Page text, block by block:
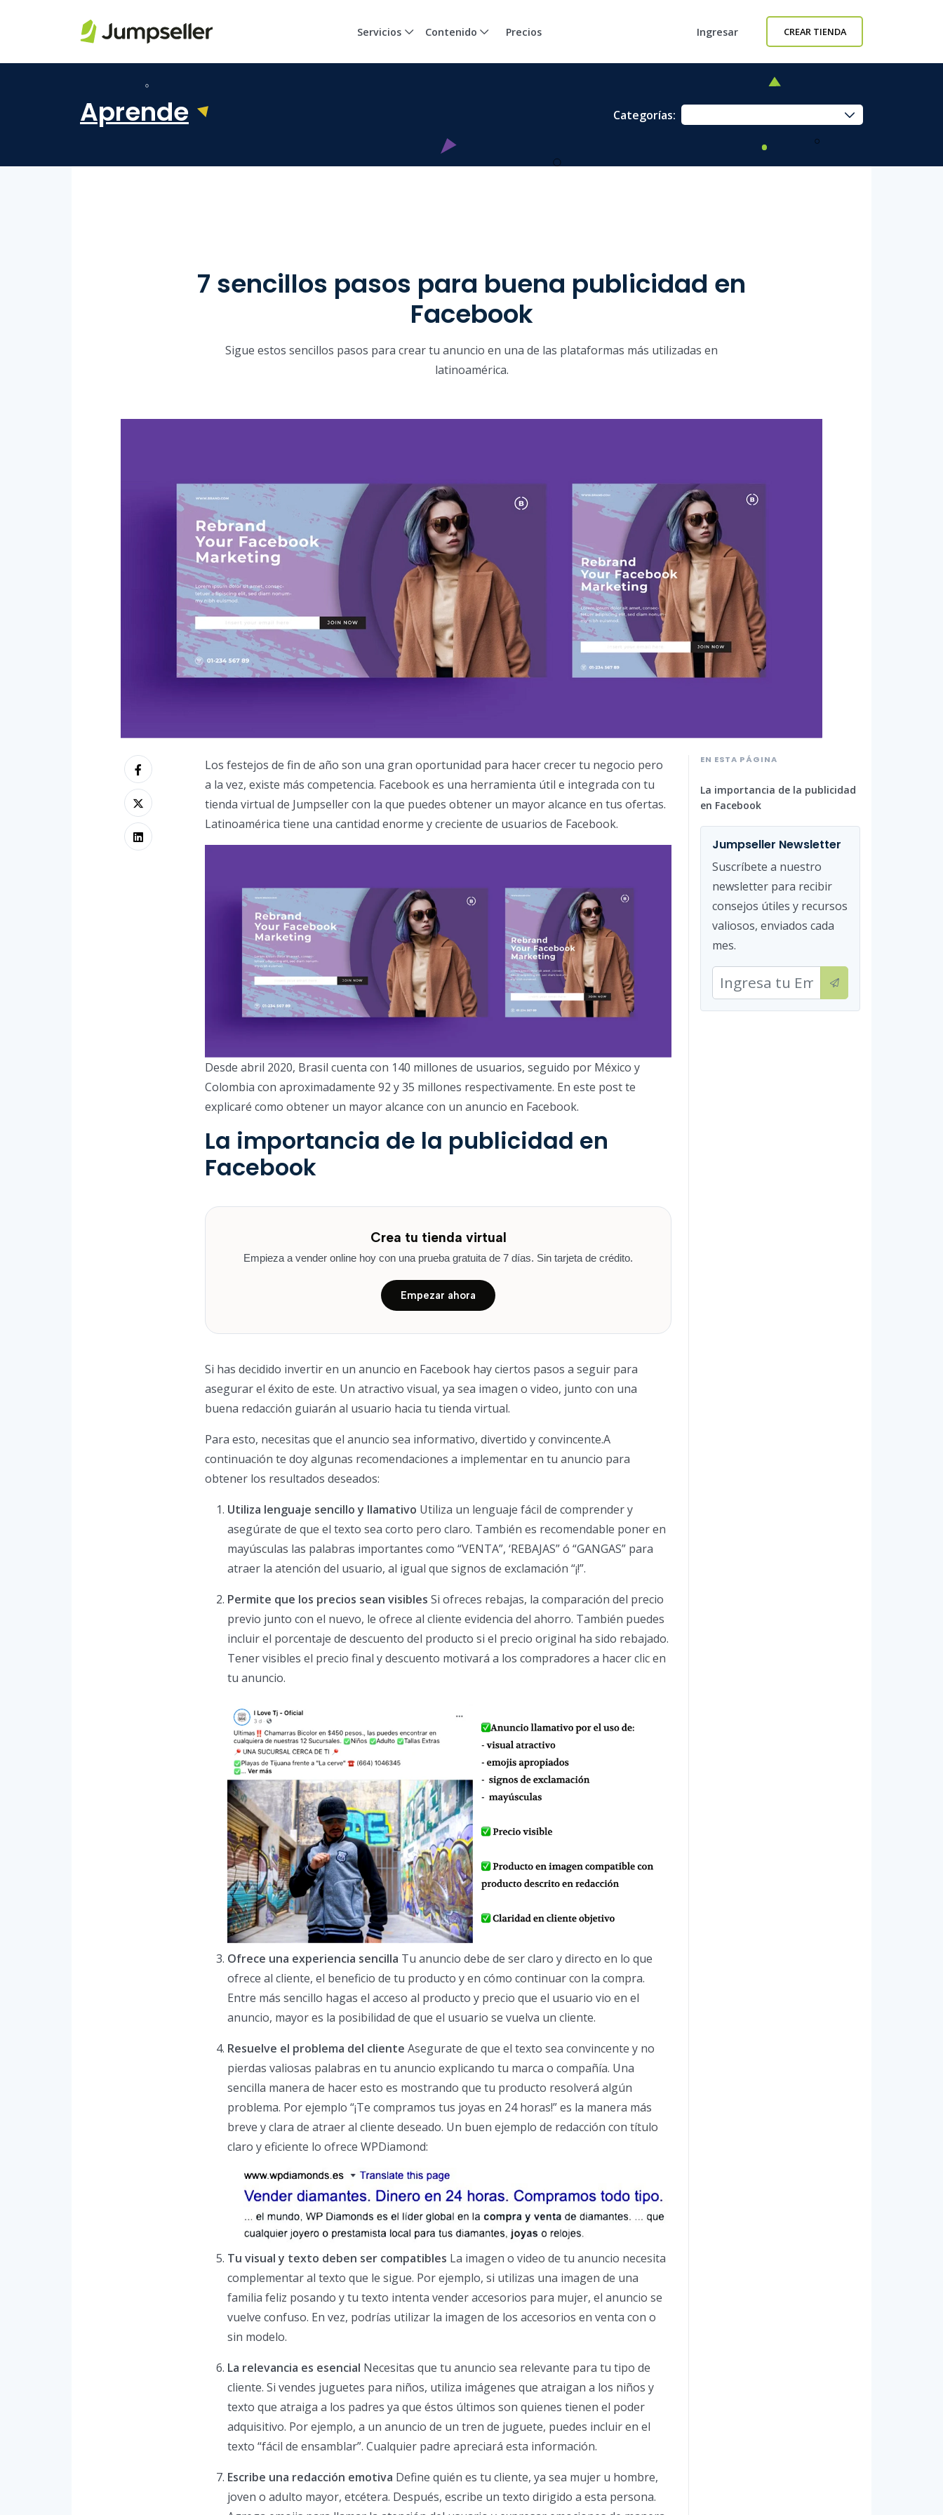
Servicios Contenido Precios Ingresar CREAR TIENDA
Aprende Categorías:
7 sencillos pasos para buena publicidad en
Facebook
Sigue estos sencillos pasos para crear tu anuncio en una de las plataformas más utilizadas en
latinoamérica.
Los festejos de fin de año son una gran oportunidad para hacer crecer tu negocio pero
a la vez, existe más competencia. Facebook es una herramienta útil e integrada con tu
tienda virtual de Jumpseller con la que puedes obtener un mayor alcance en tus ofertas.
Latinoamérica tiene una cantidad enorme y creciente de usuarios de Facebook.
Desde abril 2020, Brasil cuenta con 140 millones de usuarios, seguido por México y
Colombia con aproximadamente 92 y 35 millones respectivamente. En este post te
explicaré como obtener un mayor alcance con un anuncio en Facebook.
La importancia de la publicidad en
Facebook
Crea tu tienda virtual
Empieza a vender online hoy con una prueba gratuita de 7 días. Sin tarjeta de crédito.
Empezar ahora
Si has decidido invertir en un anuncio en Facebook hay ciertos pasos a seguir para
asegurar el éxito de este. Un atractivo visual, ya sea imagen o video, junto con una
buena redacción guiarán al usuario hacia tu tienda virtual.
Para esto, necesitas que el anuncio sea informativo, divertido y convincente.A
continuación te doy algunas recomendaciones a implementar en tu anuncio para
obtener los resultados deseados:
Utiliza lenguaje sencillo y llamativo Utiliza un lenguaje fácil de comprender y
asegúrate de que el texto sea corto pero claro. También es recomendable poner en
mayúsculas las palabras importantes como “VENTA”, ‘REBAJAS” ó “GANGAS” para
atraer la atención del usuario, al igual que signos de exclamación “¡!”.
Permite que los precios sean visibles Si ofreces rebajas, la comparación del precio
previo junto con el nuevo, le ofrece al cliente evidencia del ahorro. También puedes
incluir el porcentaje de descuento del producto si el precio original ha sido rebajado.
Tener visibles el precio final y descuento motivará a los compradores a hacer clic en
tu anuncio.
Ofrece una experiencia sencilla Tu anuncio debe de ser claro y directo en lo que
ofrece al cliente, el beneficio de tu producto y en cómo continuar con la compra.
Entre más sencillo hagas el acceso al producto y precio que el usuario vio en el
anuncio, mayor es la posibilidad de que el usuario se vuelva un cliente.
Resuelve el problema del cliente Asegurate de que el texto sea convincente y no
pierdas valiosas palabras en tu anuncio explicando tu marca o compañía. Una
sencilla manera de hacer esto es mostrando que tu producto resolverá algún
problema. Por ejemplo “¡Te compramos tus joyas en 24 horas!” es la manera más
breve y clara de atraer al cliente deseado. Un buen ejemplo de redacción con título
claro y eficiente lo ofrece WPDiamond:
Tu visual y texto deben ser compatibles La imagen o video de tu anuncio necesita
complementar al texto que le sigue. Por ejemplo, si utilizas una imagen de una
familia feliz posando y tu texto intenta vender accesorios para mujer, el anuncio se
vuelve confuso. En vez, podrías utilizar la imagen de los accesorios en venta con o
sin modelo.
La relevancia es esencial Necesitas que tu anuncio sea relevante para tu tipo de
cliente. Si vendes juguetes para niños, utiliza imágenes que atraigan a los niños y
texto que atraiga a los padres ya que éstos últimos son quienes tienen el poder
adquisitivo. Por ejemplo, a un anuncio de un tren de juguete, puedes incluir en el
texto “fácil de ensamblar”. Cualquier padre apreciará esta información.
Escribe una redacción emotiva Define quién es tu cliente, ya sea mujer u hombre,
joven o adulto mayor, etcétera. Después, escribe un texto dirigido a esta persona.
EN ESTA PÁGINA
La importancia de la publicidad
en Facebook
Jumpseller Newsletter
Suscríbete a nuestro
newsletter para recibir
consejos útiles y recursos
valiosos, enviados cada
mes.